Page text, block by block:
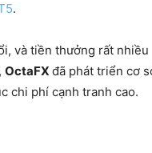
.
và tiền thưởng rất nhiều
OctaFX đã phát triển cơ
chi phí cạnh tranh cao.